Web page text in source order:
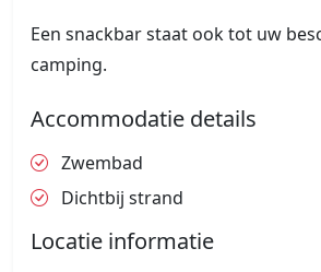
Een snackbar staat ook tot uw
camping.
Accommodatie details
Zwembad
Dichtbij strand
Locatie informatie